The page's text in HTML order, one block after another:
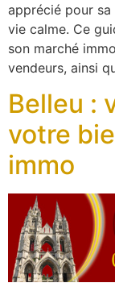
apprécié pour
vie calme. Ce
son marché
vendeurs, ainsi
Belleu :
votre
immo